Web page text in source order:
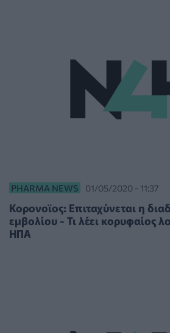
PHARMA NEWS 01/05/2020 - 11:37
Κορονοϊος: Επιταχύνεται η
εμβολίου - Τι λέει κορυφαίος
ΗΠΑ